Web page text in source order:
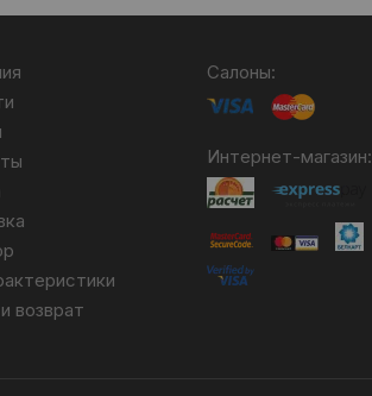
возврат
Салоны:
Интернет-магазин: